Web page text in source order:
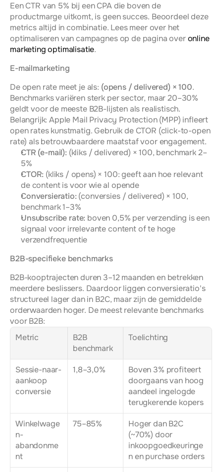
Een CTR van 5% bij een CPA die boven de
productmarge uitkomt, is geen succes. Beoordeel deze
metrics altijd in combinatie. Lees meer over het
optimaliseren van campagnes op de pagina over online
marketing optimalisatie.
E-mailmarketing
De open rate meet je als: (opens / delivered) × 100.
Benchmarks variëren sterk per sector, maar 20–30%
geldt voor de meeste B2B-lijsten als realistisch.
Belangrijk: Apple Mail Privacy Protection (MPP) infleert
open rates kunstmatig. Gebruik de CTOR (click-to-open
rate) als betrouwbaardere maatstaf voor engagement.
CTR (e-mail): (kliks / delivered) × 100, benchmark 2–
5%
CTOR: (kliks / opens) × 100: geeft aan hoe relevant
de content is voor wie al opende
Conversieratio: (conversies / delivered) × 100,
benchmark 1–3%
Unsubscribe rate: boven 0,5% per verzending is een
signaal voor irrelevante content of te hoge
verzendfrequentie
B2B-specifieke benchmarks
B2B-kooptrajecten duren 3–12 maanden en betrekken
meerdere beslissers. Daardoor liggen conversieratio's
structureel lager dan in B2C, maar zijn de gemiddelde
orderwaarden hoger. De meest relevante benchmarks
voor B2B:
Metric
B2B
benchmark
Toelichting
Sessie-naar-
aankoop
conversie
1,8–3,0%
Boven 3% profiteert
doorgaans van hoog
aandeel ingelogde
terugkerende kopers
Winkelwage
n-
abandonme
nt
75–85%
Hoger dan B2C
(~70%) door
inkoopgoedkeuringe
n en purchase orders